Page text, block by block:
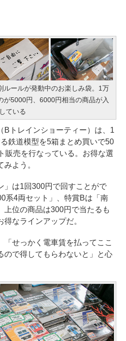
ルールが発動中のお楽しみ袋。1万
が5000円、6000円相当の商品が入
ている
トレインショーティー）は、1
鉄道模型を5箱まとめ買いで50
販売を行なっている。お得な選
よう。
」は1回300円で回すことがで
系4両セット」、特賞Bは「南
上位の商品は300円で当たるも
なラインアップだ。
せっかく電車賃を払ってここ
ので得してもらわないと」と心